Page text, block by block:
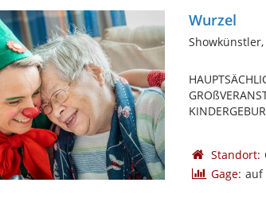
Wurzel
Standort:
Gage: auf